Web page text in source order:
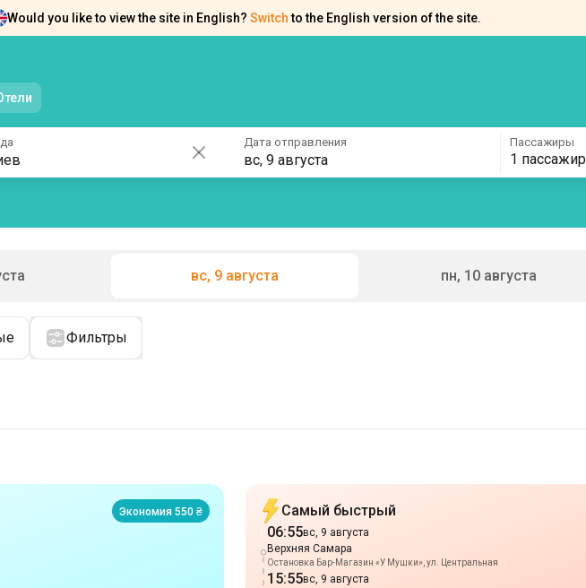
Would you like to view the site in English? Switch to the English version of the site.
Дата отправления
вс, 9 августа
Пассажиры
1 пассажир
вс, 9 августа пн, 10 августа
Фильтры
Экономия 550 ₴ Самый быстрый
06:55вс, 9 августа
Верхняя Самара
Остановка Бар-Магазин «У Мушки», ул. Центральная
15:55вс, 9 августа